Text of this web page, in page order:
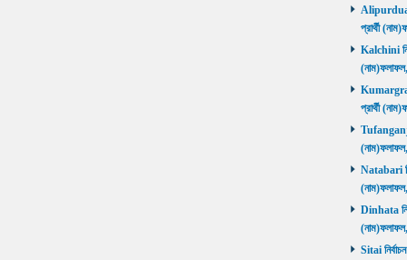
প্রার্থী
Kalchini
প্রার্থী
Tufanganj
Natabari
Dinhata
Sitai